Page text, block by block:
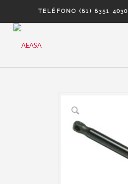
TELÉFONO (81) 8351 4030